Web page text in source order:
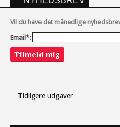
Vil du have det månedlige
Email*:
Tilmeld mig
Tidligere udgaver